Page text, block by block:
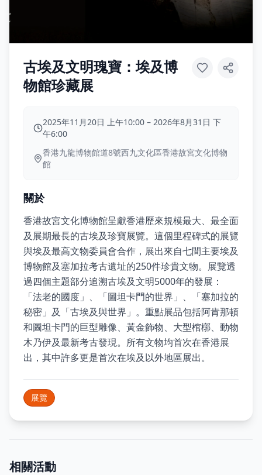
古埃及文明瑰寶：埃及博
物館珍藏展
2025年11月20日 上午10:00 – 2026年8月31日 下
午6:00
香港九龍博物館道8號西九文化區香港故宮文化博物
館
關於
香港故宮文化博物館呈獻香港歷來規模最大、最全面
及展期最長的古埃及珍寶展覽。這個里程碑式的展覽
與埃及最高文物委員會合作，展出來自七間主要埃及
博物館及塞加拉考古遺址的250件珍貴文物。展覽透
過四個主題部分追溯古埃及文明5000年的發展：
「法老的國度」、「圖坦卡門的世界」、「塞加拉的
秘密」及「古埃及與世界」。重點展品包括阿肯那頓
和圖坦卡門的巨型雕像、黃金飾物、大型棺槨、動物
木乃伊及最新考古發現。所有文物均首次在香港展
出，其中許多更是首次在埃及以外地區展出。
展覽
相關活動